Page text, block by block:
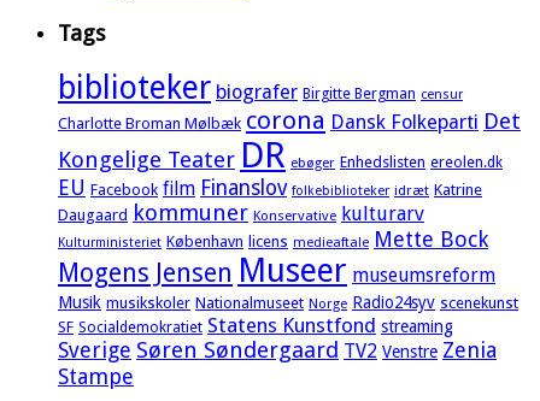
Tags
biblioteker biografer Birgitte Bergman censur
Charlotte Broman Mølbæk corona Dansk Folkeparti Det
Kongelige Teater DR ebøger Enhedslisten ereolen.dk
EU Facebook film Finanslov folkebiblioteker idræt Katrine
Daugaard kommuner Konservative kulturarv
Kulturministeriet København licens medieaftale Mette Bock
Mogens Jensen Museer museumsreform
Musik musikskoler Nationalmuseet Norge Radio24syv scenekunst
SF Socialdemokratiet Statens Kunstfond streaming
Sverige Søren Søndergaard TV2 Venstre Zenia
Stampe